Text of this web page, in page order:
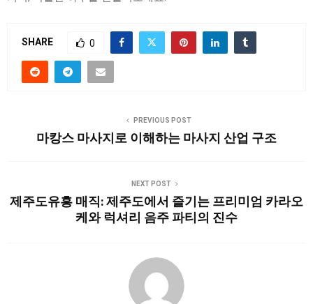
SHARE 0
PREVIOUS POST
마캉스 마사지로 이해하는 마사지 산업 구조
NEXT POST
제주도유흥 매직: 제주도에서 즐기는 프리미엄 카라오
케와 럭셔리 음주 파티의 진수